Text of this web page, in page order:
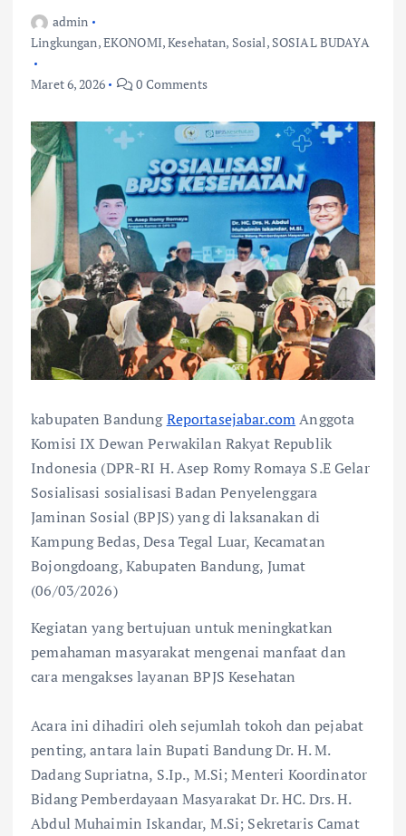
admin
Lingkungan,EKONOMI,Kesehatan, Sosial, SOSIAL BUDAYA
Maret 6, 2026 0 Comments
kabupaten BandungReportasejabar.comAnggota
Komisi IX Dewan Perwakilan Rakyat Republik
Indonesia (DPR-RI H. Asep Romy Romaya S.E Gelar
Sosialisasi sosialisasi Badan Penyelenggara
Jaminan Sosial (BPJS) yang di laksanakan di
Kampung Bedas, Desa Tegal Luar, Kecamatan
Bojongdoang, Kabupaten Bandung, Jumat
(06/03/2026)
Kegiatan yang bertujuan untuk meningkatkan
pemahaman masyarakat mengenai manfaat dan
cara mengakses layanan BPJS Kesehatan
Acara ini dihadiri oleh sejumlah tokoh dan pejabat
penting, antara lain Bupati Bandung Dr. H. M.
Dadang Supriatna, S.Ip., M.Si; Menteri Koordinator
Bidang Pemberdayaan Masyarakat Dr. HC. Drs. H.
Abdul Muhaimin Iskandar, M.Si; Sekretaris Camat